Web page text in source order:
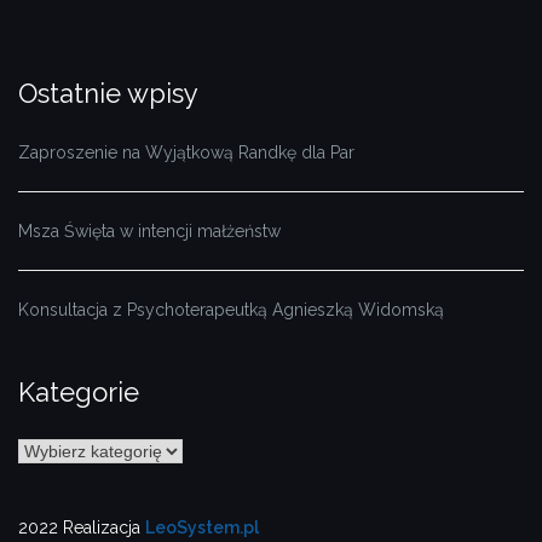
Ostatnie wpisy
Zaproszenie na Wyjątkową Randkę dla Par
Msza Święta w intencji małżeństw
Konsultacja z Psychoterapeutką Agnieszką Widomską
Kategorie
Kategorie
2022 Realizacja LeoSystem.pl